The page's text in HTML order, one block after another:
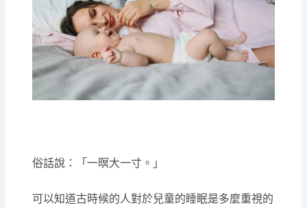
俗話說：「一暝大一寸。」
可以知道古時候的人對於兒童的睡眠是多麼重視的